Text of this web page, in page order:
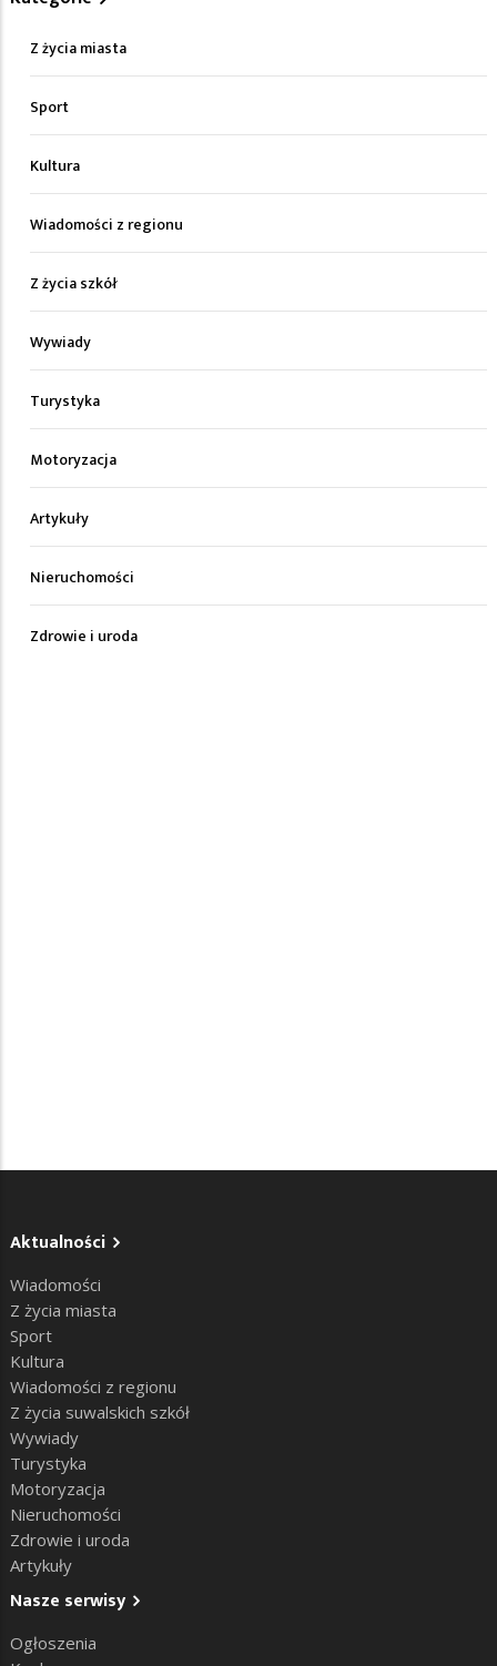
Z życia miasta
Sport
Kultura
Wiadomości z regionu
Z życia szkół
Wywiady
Turystyka
Motoryzacja
Artykuły
Nieruchomości
Zdrowie i uroda
Aktualności
Wiadomości
Z życia miasta
Sport
Kultura
Wiadomości z regionu
Z życia suwalskich szkół
Wywiady
Turystyka
Motoryzacja
Nieruchomości
Zdrowie i uroda
Artykuły
Nasze serwisy
Ogłoszenia